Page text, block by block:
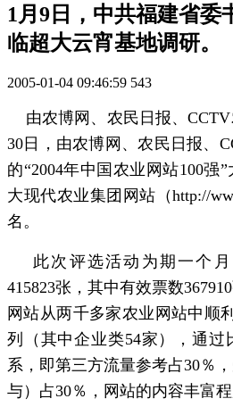
1月9日，中共福建省委
临超大云宵基地调研。
2005-01-04 09:46:59 543
由农博网、农民日报、CCTV
30日，由农博网、农民日报、
的“2004年中国农业网站100强
大现代农业集团网站（http://
名。
此次评选活动为期一个月
415823张，其中有效票数
网站从两千多家农业网站中顺
列（其中企业类54家），通过
系，即第三方流量参考占30％
与）占30％，网站的内容丰富